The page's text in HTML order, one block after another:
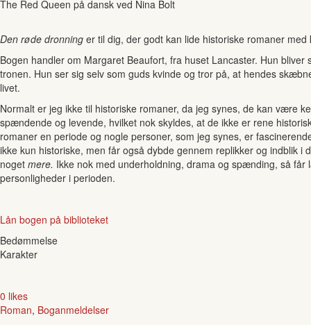
The Red Queen på dansk ved Nina Bolt
Den røde dronning er til dig, der godt kan lide historiske romaner
Bogen handler om Margaret Beaufort, fra huset Lancaster. Hun
tronen. Hun ser sig selv som guds kvinde og tror på, at hendes
livet.
Normalt er jeg ikke til historiske romaner, da jeg synes, de kan være
spændende og levende, hvilket nok skyldes, at de ikke er rene
romaner en periode og nogle personer, som jeg synes, er
ikke kun historiske, men får også dybde gennem replikker og indblik
noget mere. Ikke nok med underholdning, drama og spænding, så
personligheder i perioden.
Lån bogen på biblioteket
Bedømmelse
Karakter
0 likes
Roman, Boganmeldelser